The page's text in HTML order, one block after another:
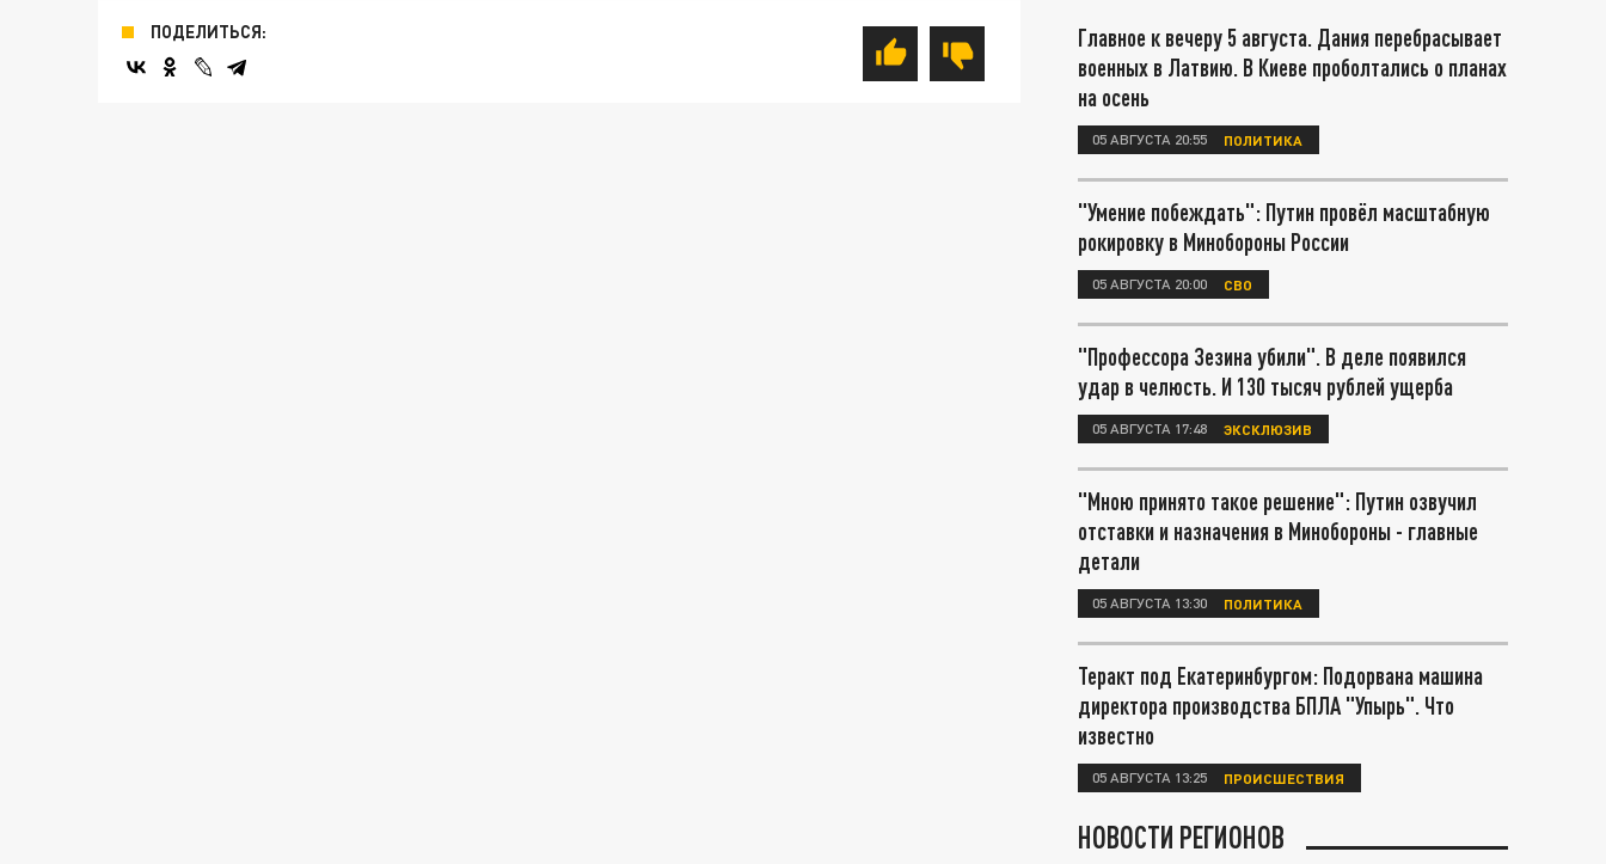
ПОДЕЛИТЬСЯ:
Главное к вечеру 5 августа. Дания перебрасывает
военных в Латвию. В Киеве проболтались о планах
на осень
05 АВГУСТА 20:55 ПОЛИТИКА
"Умение побеждать": Путин провёл масштабную
рокировку в Минобороны России
05 АВГУСТА 20:00 СВО
"Профессора Зезина убили". В деле появился
удар в челюсть. И 130 тысяч рублей ущерба
05 АВГУСТА 17:48 ЭКСКЛЮЗИВ
"Мною принято такое решение": Путин озвучил
отставки и назначения в Минобороны - главные
детали
05 АВГУСТА 13:30 ПОЛИТИКА
Теракт под Екатеринбургом: Подорвана машина
директора производства БПЛА "Упырь". Что
известно
05 АВГУСТА 13:25 ПРОИСШЕСТВИЯ
НОВОСТИ РЕГИОНОВ